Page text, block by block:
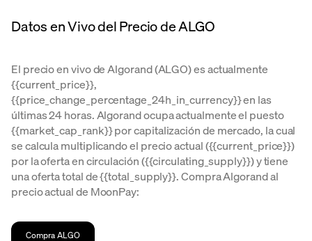
Datos en Vivo del Precio de ALGO
El precio en vivo de Algorand (ALGO) es actualmente
{{current_price}},
{{price_change_percentage_24h_in_currency}} en las
últimas 24 horas. Algorand ocupa actualmente el puesto
{{market_cap_rank}} por capitalización de mercado, la cual
se calcula multiplicando el precio actual ({{current_price}})
por la oferta en circulación ({{circulating_supply}}) y tiene
una oferta total de {{total_supply}}. Compra Algorand al
precio actual de MoonPay:
Compra ALGO